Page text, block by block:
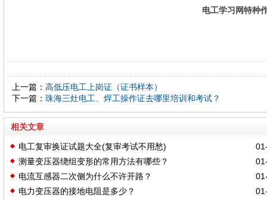
电工学习网特种
上一篇： 高低压电工上岗证（证书样本）
下一篇： 珠海三灶电工、焊工操作证去哪里培训和考试？
相关文章
电工复审换证试题大全(复审考试不用愁)
测量变压器绕组变形的常用方法有哪些？
电流互感器二次侧为什么不许开路？
电力变压器的接地电阻是多少？